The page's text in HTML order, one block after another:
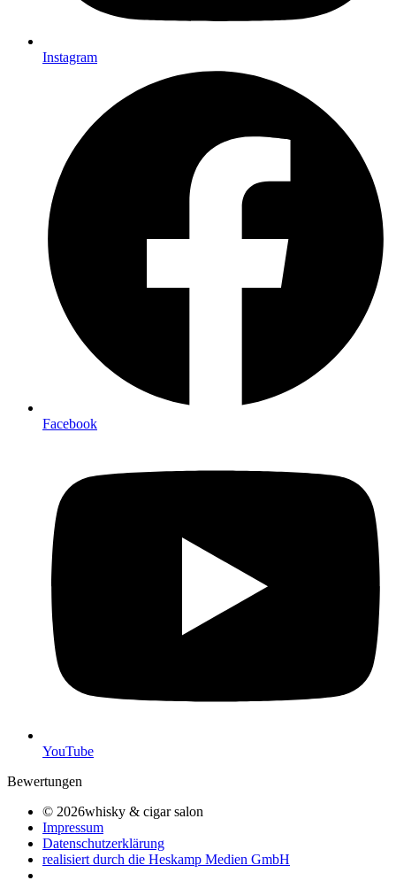
Instagram
Facebook
YouTube
Bewertungen
© 2026whisky & cigar salon
Impressum
Datenschutzerklärung
realisiert durch die Heskamp Medien GmbH